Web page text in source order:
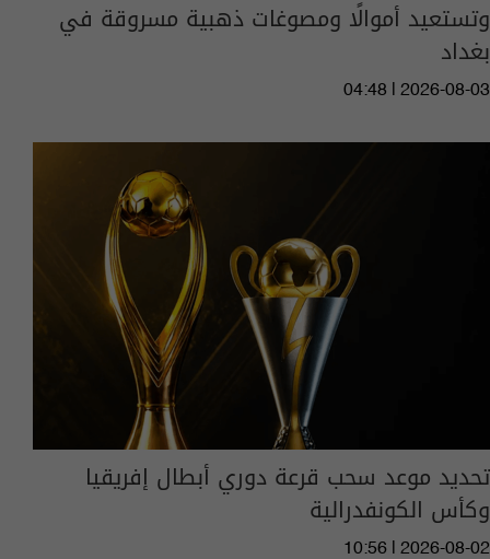
وتستعيد أموالًا ومصوغات ذهبية مسروقة في
بغداد
04:48 | 2026-08-03
تحديد موعد سحب قرعة دوري أبطال إفريقيا
وكأس الكونفدرالية
10:56 | 2026-08-02